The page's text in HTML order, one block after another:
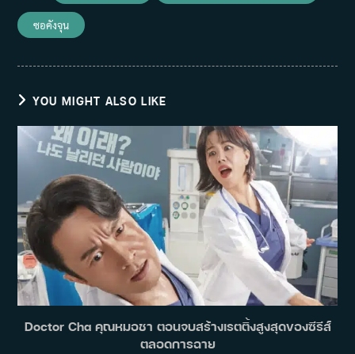
ซอคังจุน
YOU MIGHT ALSO LIKE
Doctor Cha คุณหมอชา ตอนจบสร้างเรตติ้งสูงสุดของซีรีส์
ตลอดการฉาย